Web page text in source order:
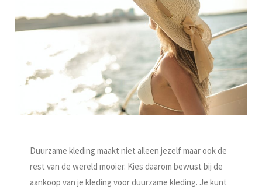
Duurzame kleding maakt niet alleen jezelf maar ook de
rest van de wereld mooier. Kies daarom bewust bij de
aankoop van je kleding voor duurzame kleding. Je kunt